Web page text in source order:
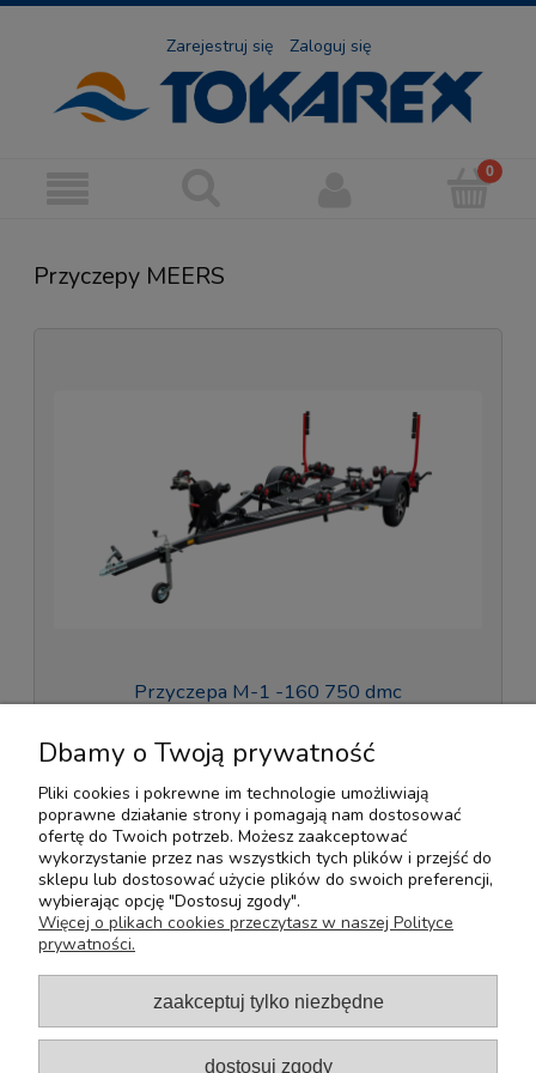
Zarejestruj się Zaloguj się
Przyczepy MEERS
Przyczepa M-1 -160 750 dmc
15 000,00 zł
Pomoc
Moje konto
Płatności i dostawa
Informacje
Dbamy o Twoją prywatność
Pliki cookies i pokrewne im technologie umożliwiają
poprawne działanie strony i pomagają nam dostosować
ofertę do Twoich potrzeb. Możesz zaakceptować
wykorzystanie przez nas wszystkich tych plików i przejść do
sklepu lub dostosować użycie plików do swoich preferencji,
wybierając opcję "Dostosuj zgody".
Więcej o plikach cookies przeczytasz w naszej Polityce
prywatności.
zaakceptuj tylko niezbędne
dostosuj zgody